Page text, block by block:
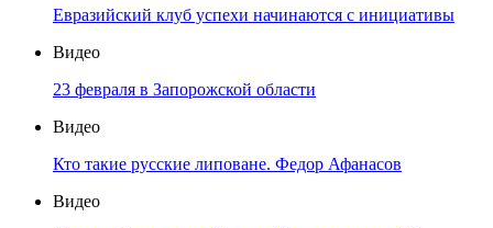
Евразийский клуб успехи начинаются с инициативы
Видео
23 февраля в Запорожской области
Видео
Кто такие русские липоване. Федор Афанасов
Видео